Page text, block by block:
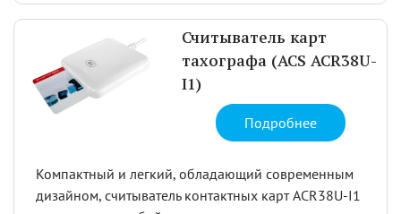
Считыватель карт
тахографа (ACS ACR38U-
I1)
Подробнее
Компактный и легкий, обладающий современным
дизайном, считыватель контактных карт ACR38U-I1